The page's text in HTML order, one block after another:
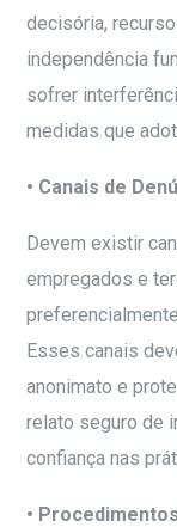
decisória,
independência
sofrer
medidas que
• Canais de
Devem existir
empregados e
Esses canais
anonimato e
relato seguro de
confiança nas
•